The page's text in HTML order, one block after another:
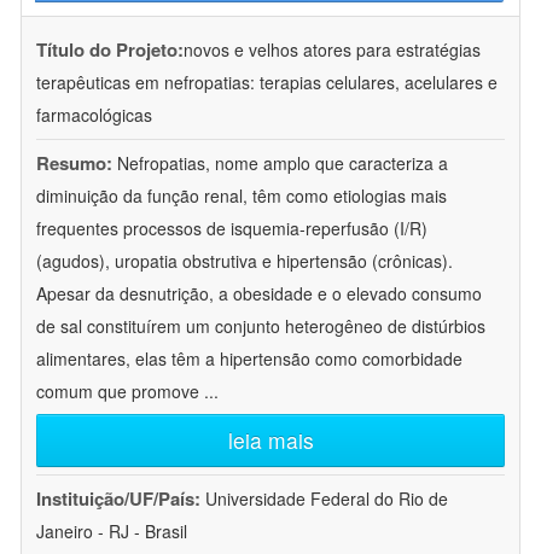
Título do Projeto:novos e velhos atores para estratégias
terapêuticas em nefropatias: terapias celulares, acelulares e
farmacológicas
Resumo: Nefropatias, nome amplo que caracteriza a
diminuição da função renal, têm como etiologias mais
frequentes processos de isquemia-reperfusão (I/R)
(agudos), uropatia obstrutiva e hipertensão (crônicas).
Apesar da desnutrição, a obesidade e o elevado consumo
de sal constituírem um conjunto heterogêneo de distúrbios
alimentares, elas têm a hipertensão como comorbidade
comum que promove ...
leia mais
Instituição/UF/País: Universidade Federal do Rio de
Janeiro - RJ - Brasil